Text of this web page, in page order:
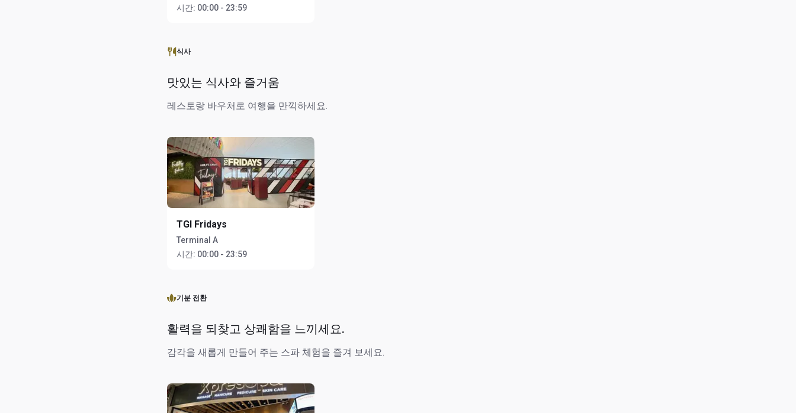
시간: 00:00 - 23:59
식사
맛있는 식사와 즐거움
레스토랑 바우처로 여행을 만끽하세요.
TGI Fridays
Terminal A
시간: 00:00 - 23:59
기분 전환
활력을 되찾고 상쾌함을 느끼세요.
감각을 새롭게 만들어 주는 스파 체험을 즐겨 보세요.